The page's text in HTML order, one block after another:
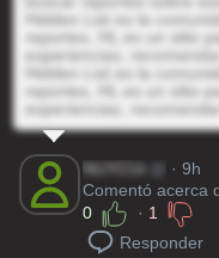
Hidden List es la
reportes, HL es un sitio
experiencias,
Hidden List es la
reportes, HL es un sitio
experiencias,
· 9h
Comentó acerca
0
· 1
Responder